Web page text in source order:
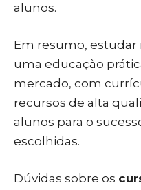
alunos.
Em resumo, estudar
uma educação
mercado, com
recursos de alta
alunos para o
escolhidas.
Dúvidas sobre os